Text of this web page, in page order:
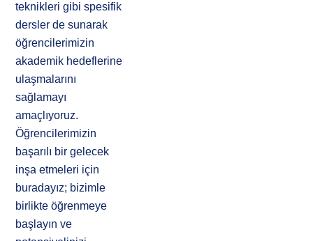
teknikleri gibi spesifik
dersler de sunarak
öğrencilerimizin
akademik hedeflerine
ulaşmalarını
sağlamayı
amaçlıyoruz.
Öğrencilerimizin
başarılı bir gelecek
inşa etmeleri için
buradayız; bizimle
birlikte öğrenmeye
başlayın ve